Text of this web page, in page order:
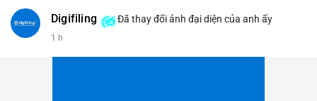
#vlikevn #titanbot
Digifiling Đã thay đổi ảnh đại diện của anh ấy
1 h